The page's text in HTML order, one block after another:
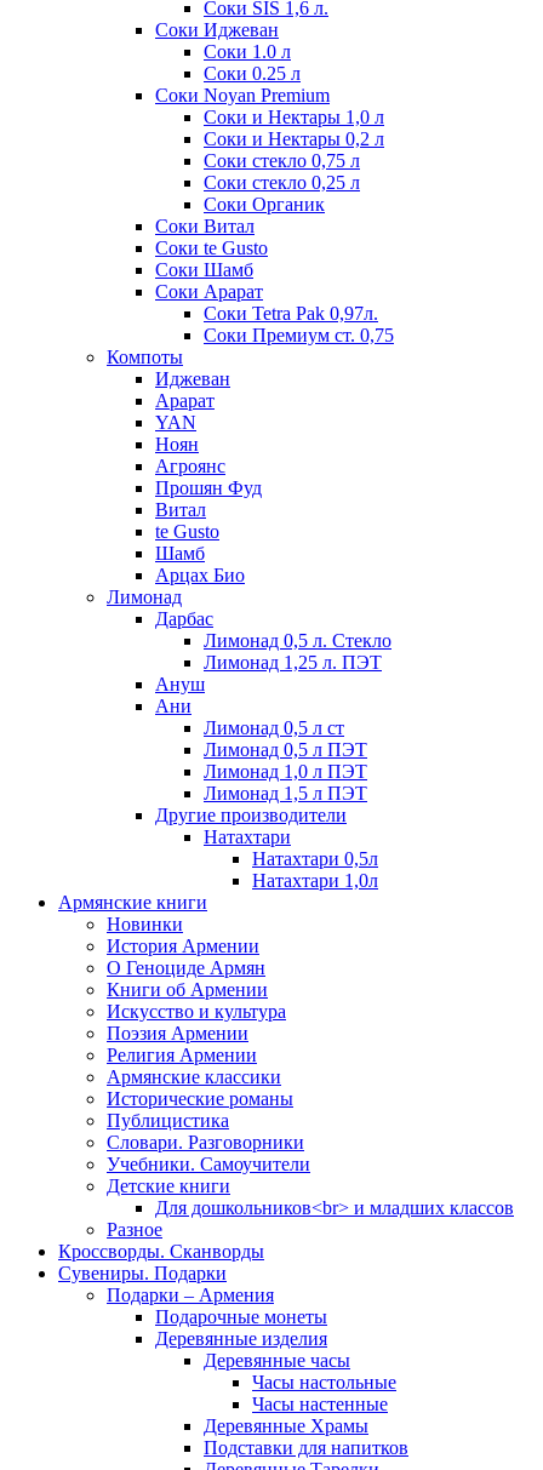
Соки SIS 1,6 л.
Соки Иджеван
Соки 1.0 л
Соки 0.25 л
Соки Noyan Premium
Соки и Нектары 1,0 л
Соки и Нектары 0,2 л
Соки стекло 0,75 л
Соки стекло 0,25 л
Соки Органик
Соки Витал
Соки te Gusto
Соки Шамб
Соки Арарат
Соки Tetra Pak 0,97л.
Соки Премиум ст. 0,75
Компоты
Иджеван
Арарат
YAN
Ноян
Агроянс
Прошян Фуд
Витал
te Gusto
Шамб
Арцах Био
Лимонад
Дарбас
Лимонад 0,5 л. Стекло
Лимонад 1,25 л. ПЭТ
Ануш
Ани
Лимонад 0,5 л ст
Лимонад 0,5 л ПЭТ
Лимонад 1,0 л ПЭТ
Лимонад 1,5 л ПЭТ
Другие производители
Натахтари
Натахтари 0,5л
Натахтари 1,0л
Армянские книги
Новинки
История Армении
О Геноциде Армян
Книги об Армении
Иcкусство и культура
Поэзия Армении
Религия Армении
Армянские классики
Исторические романы
Публицистика
Словари. Разговорники
Учебники. Самоучители
Детские книги
Для дошкольников<br> и младших классов
Разное
Кроссворды. Сканворды
Сувениры. Подарки
Подарки – Армения
Подарочные монеты
Деревянные изделия
Деревянные часы
Часы настольные
Часы настенные
Деревянные Храмы
Подставки для напитков